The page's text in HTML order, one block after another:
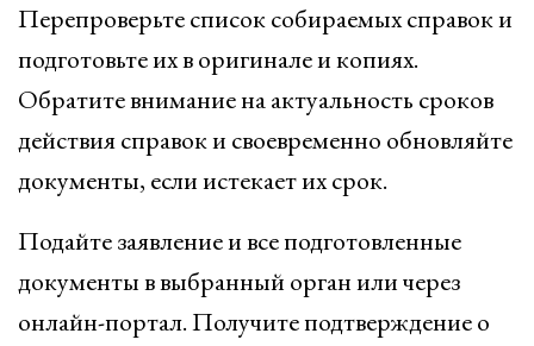
Перепроверьте список собираемых справок и
подготовьте их в оригинале и копиях.
Обратите внимание на актуальность сроков
действия справок и своевременно обновляйте
документы, если истекает их срок.
Подайте заявление и все подготовленные
документы в выбранный орган или через
онлайн-портал. Получите подтверждение о